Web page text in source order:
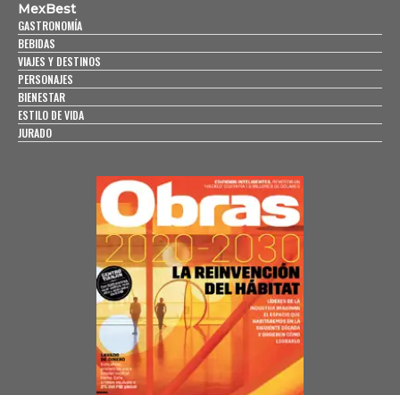
MexBest
GASTRONOMÍA
BEBIDAS
VIAJES Y DESTINOS
PERSONAJES
BIENESTAR
ESTILO DE VIDA
JURADO